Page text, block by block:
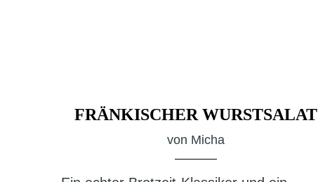
FRÄNKISCHER WURSTSALAT
von Micha